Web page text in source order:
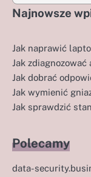
Najnowsze
Jak naprawić
Jak zdiagnozować
Jak dobrać
Jak wymienić
Jak sprawdzić
Polecamy
data-